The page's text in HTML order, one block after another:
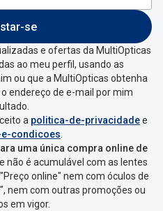
se
e ofertas da MultiOpticas
ao meu perfil, usando as
ou que a MultiOpticas obtenha
endereço de e-mail por mim
a politica-de-privacidadee
condicoes.
uma única compra online de
e não é acumulável com as lentes
online" nem com óculos de
nem com outras promoções ou
em vigor.